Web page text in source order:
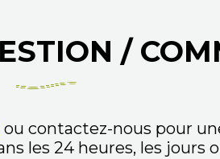
/
ou contactez-nous pour
les 24 heures, les jours